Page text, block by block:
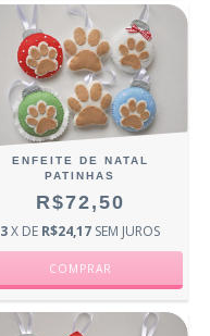
ENFEITE DE NATAL
PATINHAS
R$72,50
3X DE R$24,17 SEM JUROS